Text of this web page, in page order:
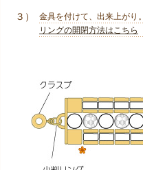
３）
金具を付けて、出来上がり。
リングの開閉方法はこちら